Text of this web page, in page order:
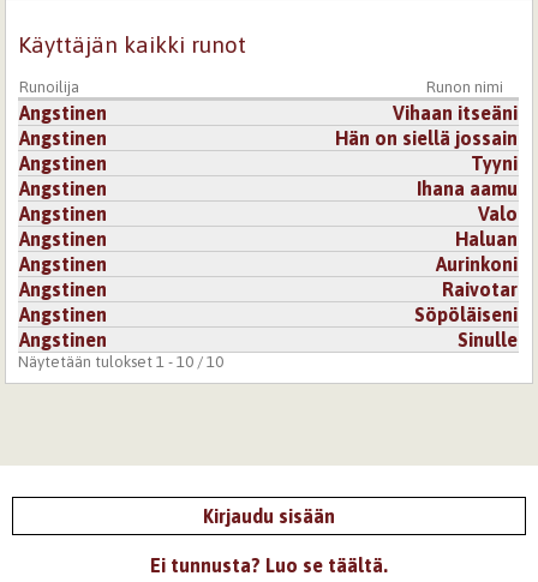
Käyttäjän kaikki runot
Runoilija Runon nimi
Angstinen
Vihaan itseäni
Angstinen
Hän on siellä jossain
Angstinen
Tyyni
Angstinen
Ihana aamu
Angstinen
Valo
Angstinen
Haluan
Angstinen
Aurinkoni
Angstinen
Raivotar
Angstinen
Söpöläiseni
Angstinen
Sinulle
Näytetään tulokset 1 - 10 / 10
Kirjaudu sisään
Ei tunnusta? Luo se täältä.